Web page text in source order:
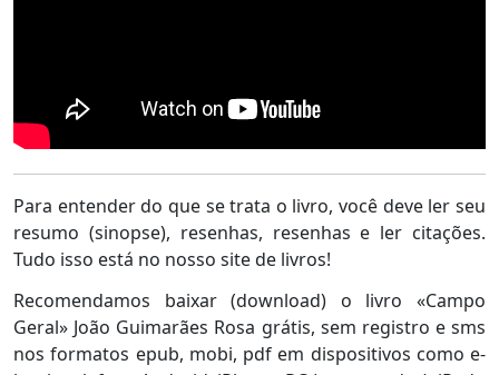
Para entender do que se trata o livro, você deve ler seu
resumo (sinopse), resenhas, resenhas e ler citações.
Tudo isso está no nosso site de livros!
Recomendamos baixar (download) o livro «Campo
Geral» João Guimarães Rosa grátis, sem registro e sms
nos formatos epub, mobi, pdf em dispositivos como e-